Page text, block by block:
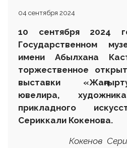
04 сентября 2024
10 сентября 2024
Государственном
имени Абылхана
торжественное
выставки «Жаңғырт
ювелира,
прикладного
Сериккали Кокенова.
Кокенов